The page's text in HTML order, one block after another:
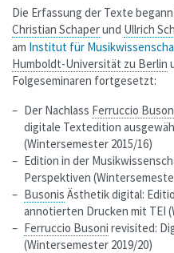
Die Erfassung der Texte
Christian Schaperund Ullrich
am Institut für
Humboldt-Universität zu Berlin
Folgeseminaren fortgesetzt:
Der Nachlass Ferruccio
digitale Textedition
(Wintersemester 2015/16)
Edition in der
Perspektiven
Busonis Ästhetik digital:
annotierten Drucken mit TEI
Ferruccio Busoni revisited:
(Wintersemester 2019/20)